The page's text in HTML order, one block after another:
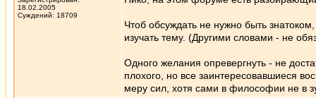
18.02.2005
Суждений: 18709
Чтоб обсуждать не нужно быть
изучать тему. (Другими словами - не
Одного желания опревергнуть - не
плохого, но все заинтересовавшиеся
меру сил, хотя сами в философии не в